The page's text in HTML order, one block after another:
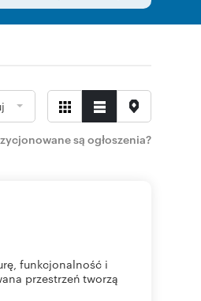
są ogłoszenia?
funkcjonalność i
przestrzeń tworzą